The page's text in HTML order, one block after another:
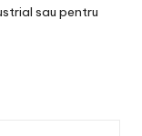
sau pentru